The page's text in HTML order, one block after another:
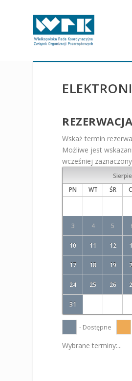
Wskaż termin
Możliwe jest
wcześniej
PN
WT ŚR
3 4 5
10 11 12
17 18 19
24 25 26
31
- Dostępne
Wybrane terminy:...